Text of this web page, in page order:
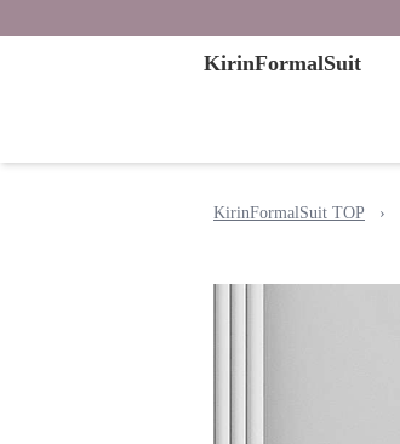
KirinFormalSuit
KirinFormalSuit TOP ›